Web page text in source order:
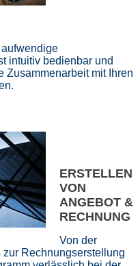
intuitiv bedienbar und
Zusammenarbeit mit Ihren
ERSTELLEN
VON
ANGEBOT &
RECHNUNG
Von der
Rechnungserstellung